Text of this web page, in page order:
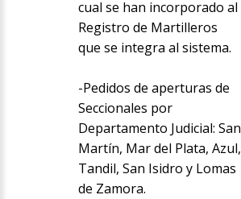
cual se han incorporado al
Registro de Martilleros
que se integra al sistema.
-Pedidos de aperturas de
Seccionales por
Departamento Judicial: San
Martín, Mar del Plata, Azul,
Tandil, San Isidro y Lomas
de Zamora.